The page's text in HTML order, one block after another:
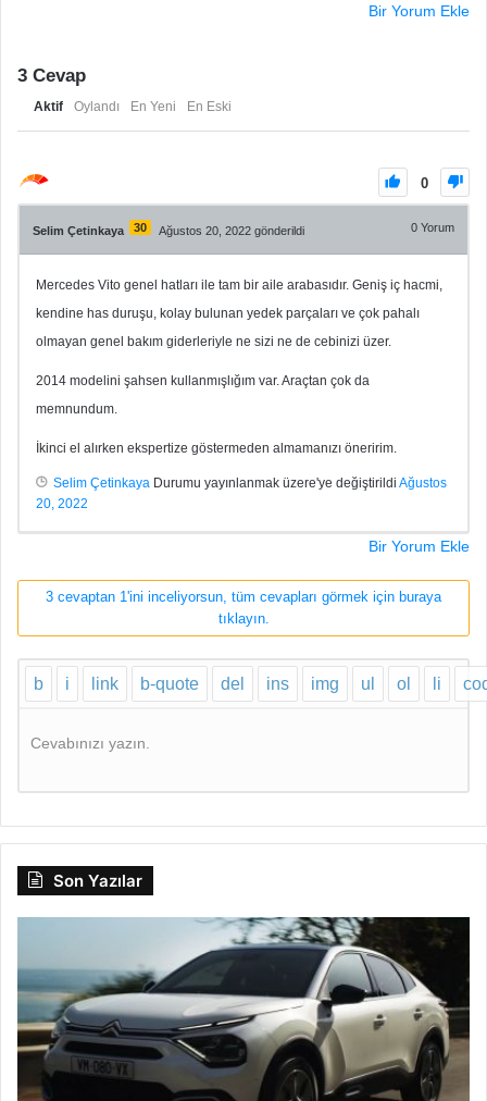
Bir Yorum Ekle
3 Cevap
Aktif Oylandı En Yeni En Eski
0
Selim Çetinkaya 30 Ağustos 20, 2022 gönderildi 0 Yorum
Mercedes Vito genel hatları ile tam bir aile arabasıdır. Geniş iç hacmi,
kendine has duruşu, kolay bulunan yedek parçaları ve çok pahalı
olmayan genel bakım giderleriyle ne sizi ne de cebinizi üzer.
2014 modelini şahsen kullanmışlığım var. Araçtan çok da
memnundum.
İkinci el alırken ekspertize göstermeden almamanızı öneririm.
Selim Çetinkaya Durumu yayınlanmak üzere'ye değiştirildi Ağustos
20, 2022
Bir Yorum Ekle
3 cevaptan 1'ini inceliyorsun, tüm cevapları görmek için buraya
tıklayın.
Cevabınızı yazın.
Son Yazılar